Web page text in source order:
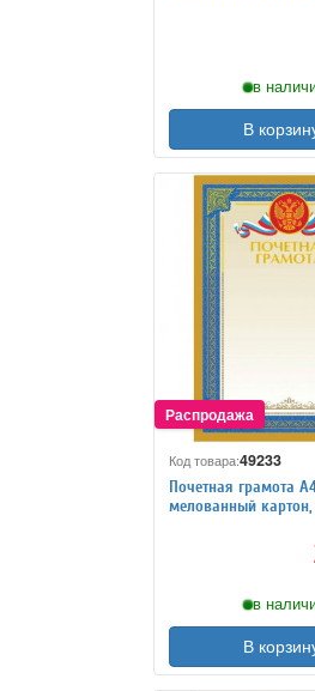
в
В
Код товара:49233
Почетная грамота
мелованный картон,
в
В